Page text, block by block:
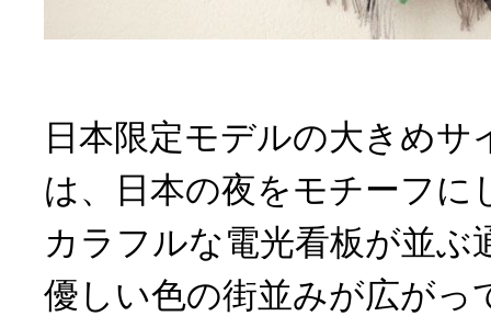
日本限定モデルの大きめサ
は、日本の夜をモチーフに
カラフルな電光看板が並ぶ
優しい色の街並みが広がっ